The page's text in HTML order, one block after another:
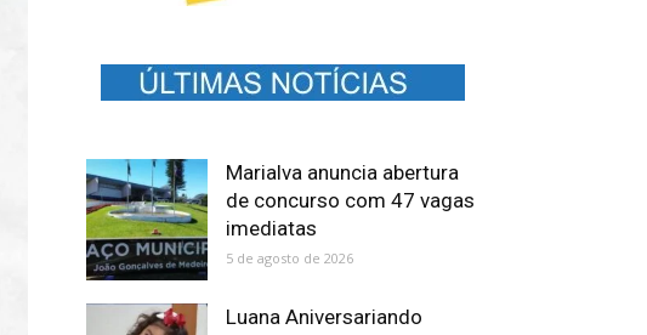
Marialva anuncia abertura
de concurso com 47 vagas
imediatas
5 de agosto de 2026
Luana Aniversariando